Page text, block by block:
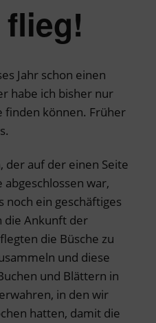
Jahr schon einen
habe ich bisher nur
finden können. Früher
der auf der einen Seite
war,
ein geschäftiges
die Ankunft der
die Büsche zu
und diese
und Blättern in
in den wir
hatten, damit die